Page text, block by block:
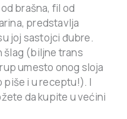
brašna, fil od
predstavlja
joj sastojci đubre.
šlag (biljne trans
umesto onog sloja
piše i u receptu!). I
da kupite u većini